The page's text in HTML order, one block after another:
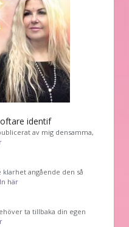
identif
av mig densamma,
angående den så
här
ta tillbaka din egen